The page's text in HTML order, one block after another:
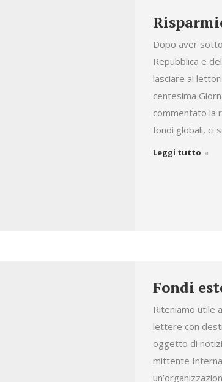
Dopo aver
Repubblica e
lasciare ai
centesima
commentato la
fondi globali, ci
Leggi tutto
Fondi
Riteniamo utile
lettere con
oggetto di
mittente